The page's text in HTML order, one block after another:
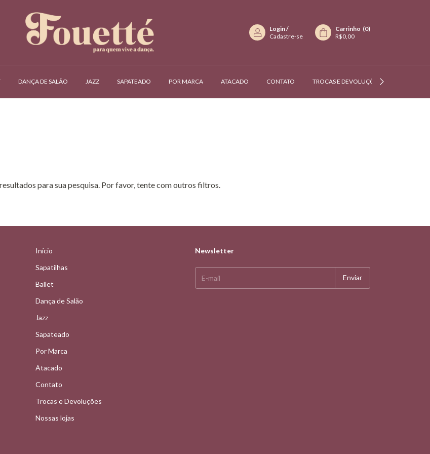
Login/
Cadastre-se
Carrinho (0)
R$0,00
DANÇA DE SALÃO JAZZ SAPATEADO POR MARCA ATACADO CONTATO TROCAS E DEVOLUÇÕES
para sua pesquisa. Por favor, tente com outros filtros.
Início
Sapatilhas
Ballet
Dança de Salão
Jazz
Sapateado
Por Marca
Atacado
Contato
Trocas e Devoluções
Nossas lojas
Newsletter